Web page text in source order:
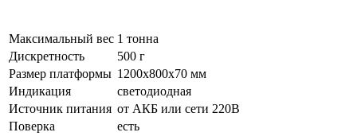
Максимальный вес 1 тонна
Дискретность
500 г
Размер платформы 1200х800х70 мм
Индикация
светодиодная
Источник питания от АКБ или сети 220В
Поверка
есть